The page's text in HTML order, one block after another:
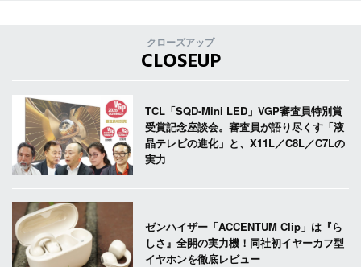
クローズアップ
CLOSEUP
TCL「SQD-Mini LED」VGP審査員特別賞
受賞記念座談会。審査員が語り尽くす「液
晶テレビの進化」と、X11L／C8L／C7Lの
実力
ゼンハイザー「ACCENTUM Clip」は『ら
しさ』全開の実力機！同社初イヤーカフ型
イヤホンを徹底レビュー